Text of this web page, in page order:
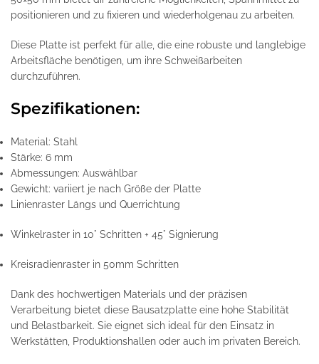
positionieren und zu fixieren und wiederholgenau zu arbeiten.
Diese Platte ist perfekt für alle, die eine robuste und langlebige
Arbeitsfläche benötigen, um ihre Schweißarbeiten
durchzuführen.
Spezifikationen:
Material: Stahl
Stärke: 6 mm
Abmessungen: Auswählbar
Gewicht: variiert je nach Größe der Platte
Linienraster Längs und Querrichtung
Winkelraster in 10° Schritten + 45° Signierung
Kreisradienraster in 50mm Schritten
Dank des hochwertigen Materials und der präzisen
Verarbeitung bietet diese Bausatzplatte eine hohe Stabilität
und Belastbarkeit. Sie eignet sich ideal für den Einsatz in
Werkstätten, Produktionshallen oder auch im privaten Bereich.